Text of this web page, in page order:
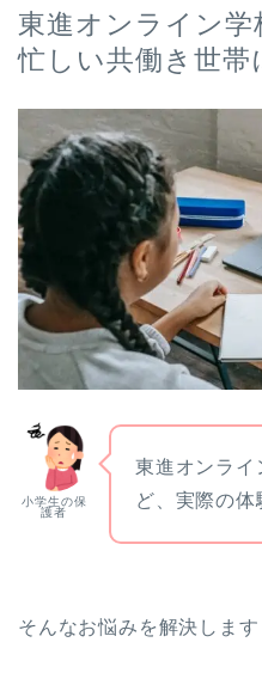
東進オンライン学
忙しい共働き世帯
小学生の保
護者
東進オンライ
ど、実際の
そんなお悩みを解決します